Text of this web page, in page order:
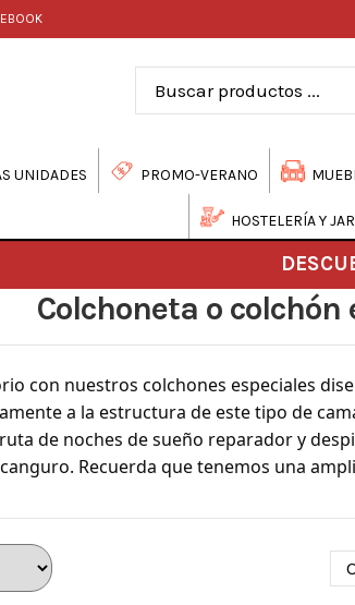
UNIDADES PROMO-VERANO
HOSTELERÍA Y
Colchoneta o colchón
con nuestros colchones especiales
a la estructura de este tipo de
de noches de sueño reparador y
Recuerda que tenemos una